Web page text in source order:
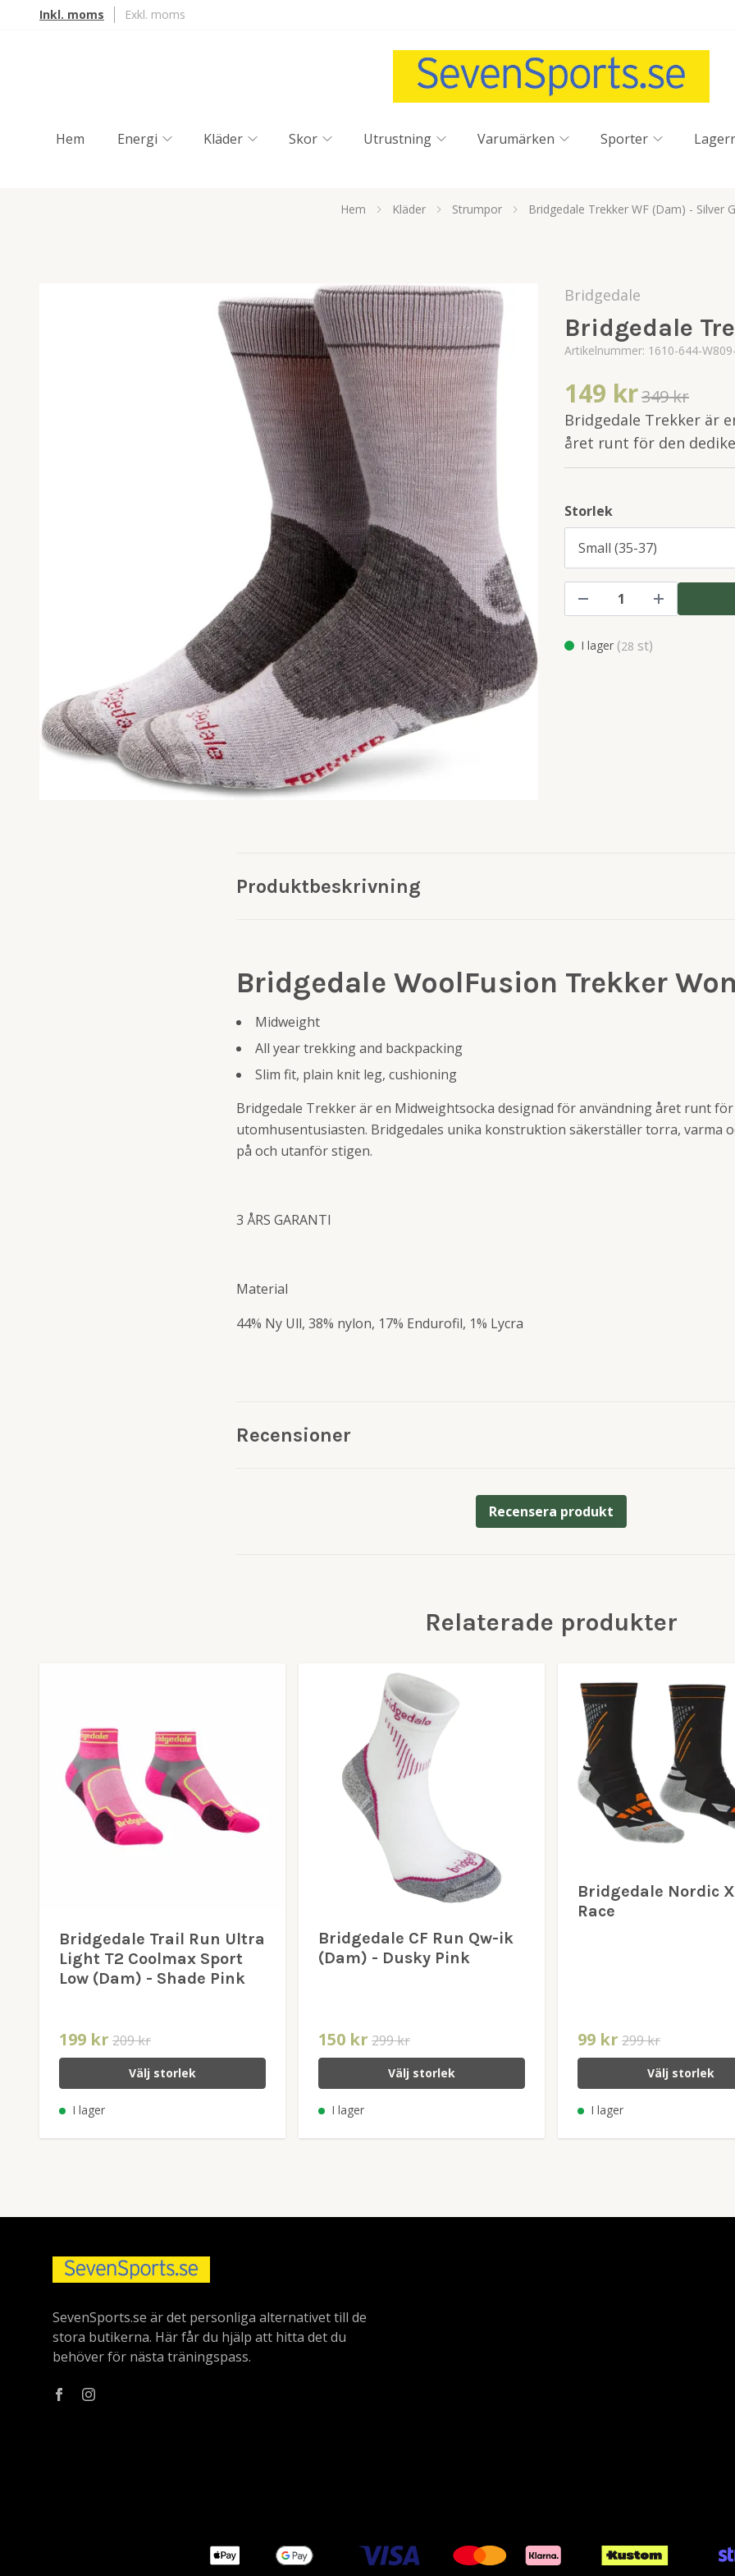
Inkl. moms Exkl. moms
Hem Energi Kläder Skor Utrustning Varumärken Sporter
Hem Kläder Strumpor Bridgedale Trekker WF (Dam) - Silver
Bridgedale
Bridgedale
Artikelnummer: 1610-644-
149 kr349 kr
Bridgedale Trekker är
året runt för den
Storlek
I lager (28 st)
Produktbeskrivning
Bridgedale WoolFusion Trekker
Midweight
All year trekking and backpacking
Slim fit, plain knit leg, cushioning
Bridgedale Trekker är en Midweightsocka designad för användning året runt
utomhusentusiasten. Bridgedales unika konstruktion säkerställer torra, varma
på och utanför stigen.
3 ÅRS GARANTI
Material
44% Ny Ull, 38% nylon, 17% Endurofil, 1% Lycra
Recensioner
Recensera produkt
Relaterade produkter
Bridgedale Trail Run Ultra
Light T2 Coolmax Sport
Low (Dam) - Shade Pink
199 kr 209 kr
Välj storlek
I lager
Bridgedale CF Run Qw-ik
(Dam) - Dusky Pink
150 kr 299 kr
Välj storlek
I lager
Bridgedale Nordic
Race
99 kr 299 kr
Välj storlek
I lager
SevenSports.se är det personliga alternativet till de
stora butikerna. Här får du hjälp att hitta det du
behöver för nästa träningspass.